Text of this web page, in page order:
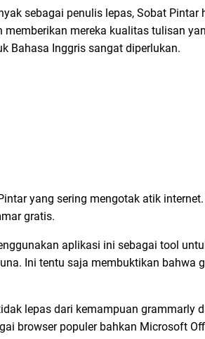
sebagai penulis lepas, Sobat Pintar
mereka kualitas tulisan
Bahasa Inggris sangat diperlukan.
yang sering mengotak atik
gratis.
aplikasi ini sebagai tool
Ini tentu saja membuktikan bahwa
lepas dari kemampuan grammarly
browser populer bahkan Microsoft